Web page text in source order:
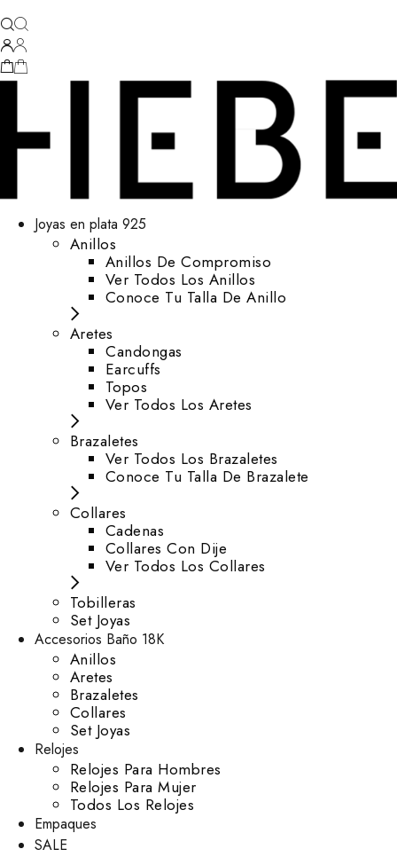
Joyas en plata 925
Anillos
Anillos De Compromiso
Ver Todos Los Anillos
Conoce Tu Talla De Anillo
Aretes
⁠Candongas
Earcuffs
Topos
Ver Todos Los Aretes
Brazaletes
Ver Todos Los Brazaletes
Conoce Tu Talla De Brazalete
Collares
Cadenas
Collares Con Dije
Ver Todos Los Collares
Tobilleras
Set Joyas
Accesorios Baño 18K
Anillos
Aretes
Brazaletes
Collares
Set Joyas
Relojes
Relojes Para Hombres
Relojes Para Mujer
Todos Los Relojes
Empaques
SALE